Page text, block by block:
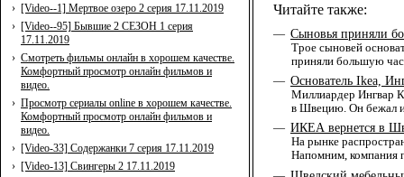
› [Video--1] Мертвое озеро 2 серия 17.11.2019
› [Video--95] Бывшие 2 СЕЗОН 1 серия
17.11.2019
› Смотреть фильмы онлайн в хорошем качестве.
Комфортный просмотр онлайн фильмов и
видео.
› Просмотр сериалы online в хорошем качестве.
Комфортный просмотр онлайн фильмов и
видео.
› [Video-33] Содержанки 7 серия 17.11.2019
› [Video-13] Свингеры 2 17.11.2019
Читайте также:
— Сыновья приняли
Трое сыновей
приняли большую
— Основатель Ikeа,
Миллиардер Ингвар
в Швецию. Он бежал
— ИКЕА вернется в
На рынке
Напомним, компания